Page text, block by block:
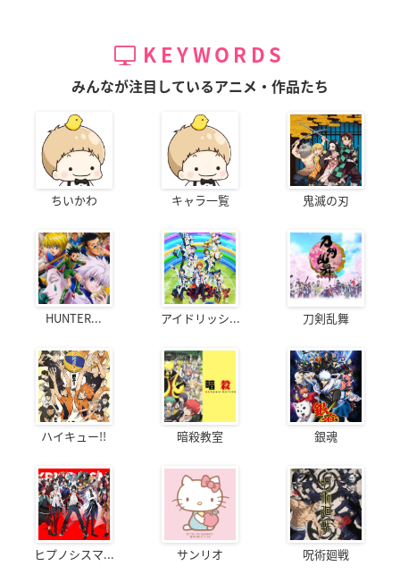
KEYWORDS
みんなが注目しているアニメ・作品たち
ちいかわ キャラ一覧 鬼滅の刃
HUNTER... アイドリッシ... 刀剣乱舞
ハイキュー!! 暗殺教室 銀魂
ヒプノシスマ... サンリオ 呪術廻戦